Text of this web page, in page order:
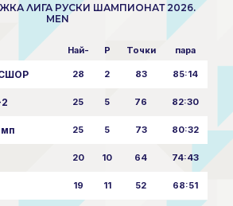
ЛИГА РУСКИ ШАМПИОНАТ 2026.
MEN
Най- P Точки пара
28 2 83 85:14
25 5 76 82:30
25 5 73 80:32
20 10 64 74:43
19 11 52 68:51